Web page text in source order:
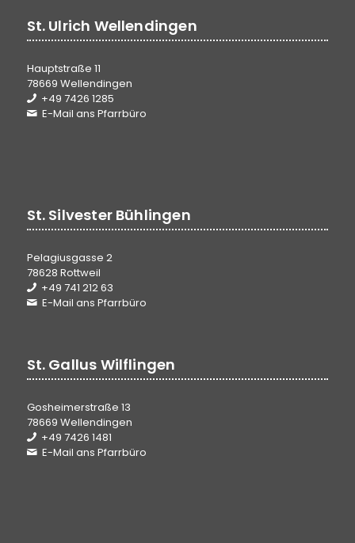
St. Ulrich Wellendingen
Hauptstraße 11
78669 Wellendingen
+49 7426 1285
E-Mail ans Pfarrbüro
St. Silvester Bühlingen
Pelagiusgasse 2
78628 Rottweil
+49 741 212 63
E-Mail ans Pfarrbüro
St. Gallus Wilflingen
Gosheimerstraße 13
78669 Wellendingen
+49 7426 1481
E-Mail ans Pfarrbüro